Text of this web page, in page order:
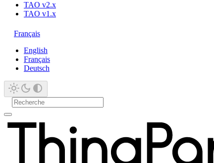
TAO v2.x
TAO v1.x
Français
English
Français
Deutsch